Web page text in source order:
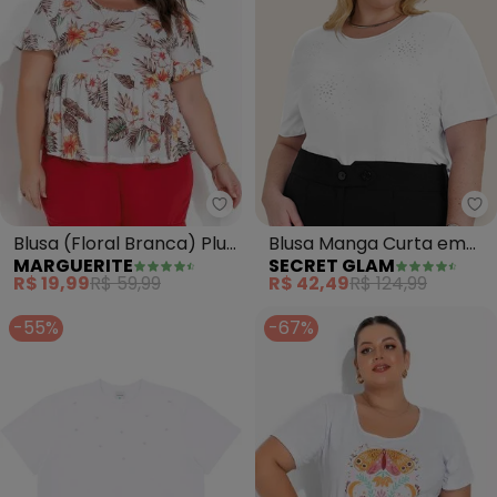
Marguerite - Blusa (Floral
Blusa (Floral Branca) Plus
Size
MARGUERITE
R$ 19,99R$ 59,99
Blusa Manga Curta em
Viscotorcion (Branco)
SECRET GLAM
R$ 42,49R$ 124,99
-55%
-67%